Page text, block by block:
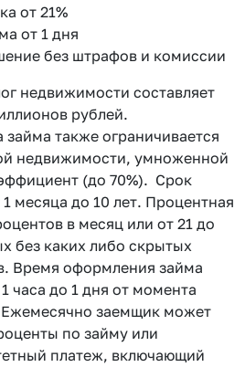
от 21%
от 1 дня
без штрафов и комиссии
недвижимости составляет
рублей.
также ограничивается
недвижимости, умноженной
(до 70%). Срок
месяца до 10 лет. Процентная
в месяц или от 21 до
без каких либо скрытых
Время оформления займа
часа до 1 дня от момента
Ежемесячно заемщик может
по займу или
платеж, включающий